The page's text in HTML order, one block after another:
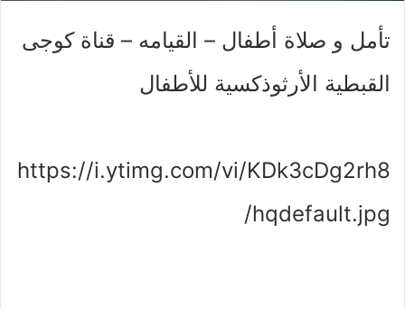
تأمل و صلاة أطفال – القيامه – قناة كوجى
القبطية الأرثوذكسية للأطفال
https://i.ytimg.com/vi/KDk3cDg2rh8
/hqdefault.jpg